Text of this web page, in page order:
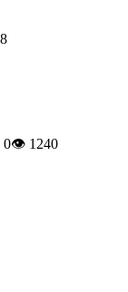
👁 1240